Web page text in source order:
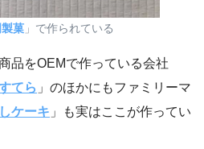
菓 」で作られている
品をOEMで作っている会社
てら 」のほかにもファミリーマ
ケーキ 」も実はここが作ってい